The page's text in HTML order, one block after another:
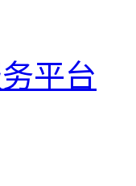
平台